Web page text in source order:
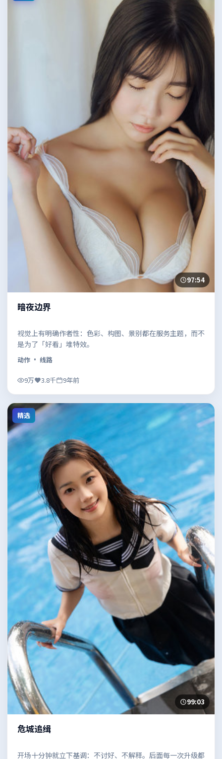
97:54
暗夜边界
视觉上有明确作者性：色彩、构图、景别都在服务主题，而不
是为了「好看」堆特效。
动作 · 线路
9万 3.8千 9年前
精选
99:03
危城追缉
开场十分钟就立下基调：不讨好、不解释。后面每一次升级都